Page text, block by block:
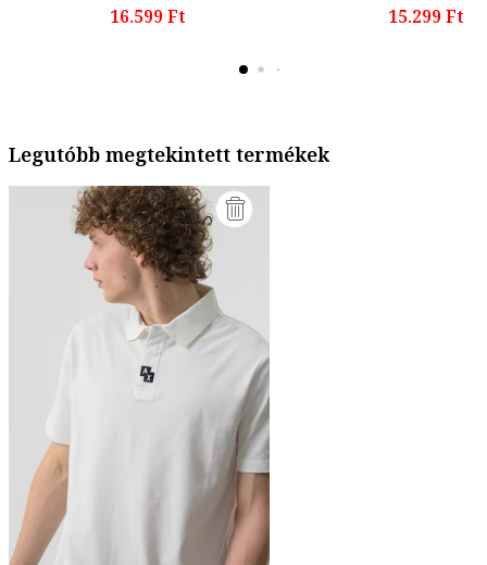
16.599 Ft
15.299 Ft
Legutóbb megtekintett termékek